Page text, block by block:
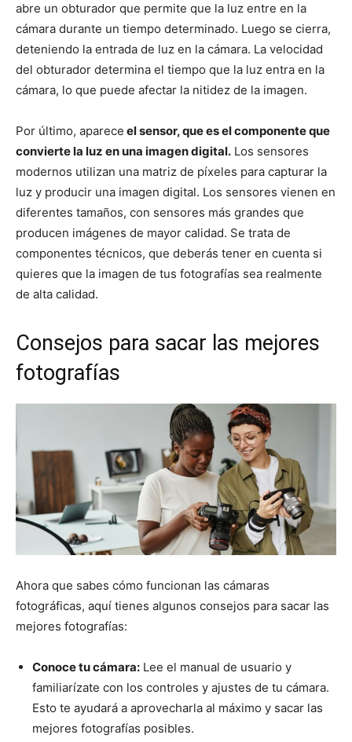
abre un obturador que permite que la luz entre en la
cámara durante un tiempo determinado. Luego se cierra,
deteniendo la entrada de luz en la cámara. La velocidad
del obturador determina el tiempo que la luz entra en la
cámara, lo que puede afectar la nitidez de la imagen.
Por último, aparece el sensor, que es el componente que
convierte la luz en una imagen digital. Los sensores
modernos utilizan una matriz de píxeles para capturar la
luz y producir una imagen digital. Los sensores vienen en
diferentes tamaños, con sensores más grandes que
producen imágenes de mayor calidad. Se trata de
componentes técnicos, que deberás tener en cuenta si
quieres que la imagen de tus fotografías sea realmente
de alta calidad.
Consejos para sacar las mejores
fotografías
Ahora que sabes cómo funcionan las cámaras
fotográficas, aquí tienes algunos consejos para sacar las
mejores fotografías:
Conoce tu cámara: Lee el manual de usuario y
familiarízate con los controles y ajustes de tu cámara.
Esto te ayudará a aprovecharla al máximo y sacar las
mejores fotografías posibles.